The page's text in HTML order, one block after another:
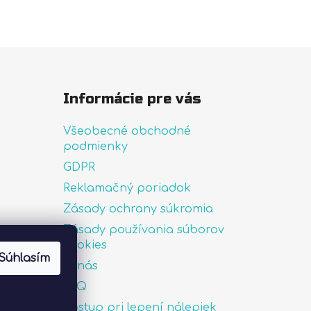
Informácie pre vás
Všeobecné obchodné
podmienky
GDPR
Reklamačný poriadok
Zásady ochrany súkromia
Zásady používania súborov
cookies
O nás
FAQ
Postup pri lepení nálepiek